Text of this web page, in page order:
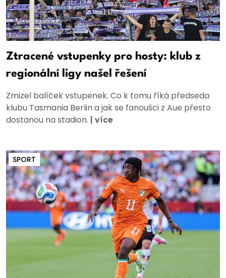
Ztracené vstupenky pro hosty: klub z
regionální ligy našel řešení
Zmizel balíček vstupenek. Co k tomu říká předseda
klubu Tasmania Berlin a jak se fanoušci z Aue přesto
dostanou na stadion. | více
SPORT